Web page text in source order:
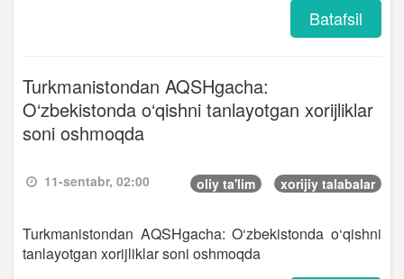
Batafsil
Turkmanistondan AQSHgacha:
O‘zbekistonda o‘qishni tanlayotgan xorijliklar
soni oshmoqda
11-sentabr, 02:00 oliy ta'lim xorijiy talabalar
Turkmanistondan AQSHgacha: O‘zbekistonda o‘qishni
tanlayotgan xorijliklar soni oshmoqda